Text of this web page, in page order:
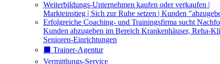
Weiterbildungs-Unternehmen kaufen oder verkaufen |
Markteinstieg | Sich zur Ruhe setzen | Kunden
Erfolgreiche Coaching- und Trainingsfirma sucht
Kunden abzugeben im Bereich Krankenhäuser, Reha-
Senioren-Einrichtungen
⬛️ Trainer-Agentur
Vermittlungs-Service